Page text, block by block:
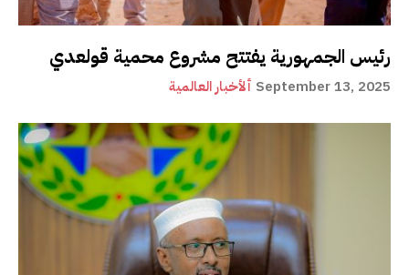
رئيس الجمهورية يفتتح مشروع محمية قولعدي
ألأخبار العالمية September 13, 2025